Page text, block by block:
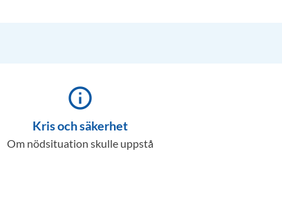
info_outline
Kris och säkerhet
Om nödsituation skulle uppstå